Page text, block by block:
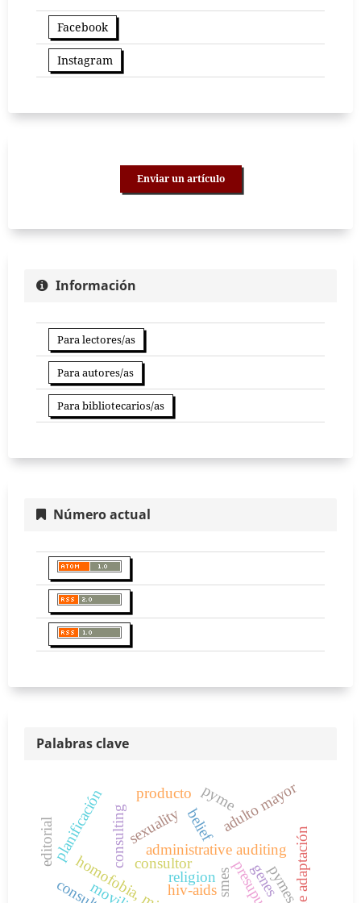
Facebook
Instagram
Enviar un artículo
Información
Para lectores/as
Para autores/as
Para bibliotecarios/as
Número actual
Palabras clave
administrative auditing
consulting
smes
planificación
religion
belief
sexuality
hiv-aids
adulto mayor
genes
consultor
pyme
producto
pymes
editorial